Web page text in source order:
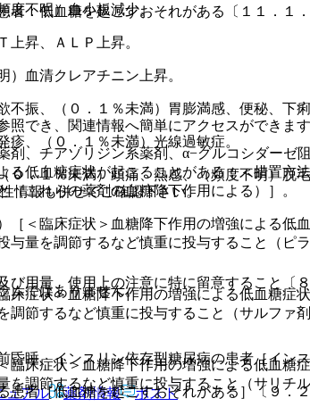
：低血糖を起こすおそれがある〔１１．１．
、チアゾリジン系薬剤、α−グルコシダー
る低血糖症状が起こることがある；＜措置
これらの薬剤の血糖降下作用による）］。
＜臨床症状＞血糖降下作用の増強による低
量を調節するなど慎重に投与すること（ピ
症状＞血糖降下作用の増強による低血糖症
節するなど慎重に投与すること（サルフ
床症状＞血糖降下作用の増強による低血糖
調節するなど慎重に投与すること（サリ
度不明）血小板減少。
昇、ＡＬＰ上昇。
血清クレアチニン上昇。
振、（０．１％未満）胃膨満感、便秘、下痢
、（０．１％未満）光線過敏症。
．１％未満）頭痛、熱感、（頻度不明）脱毛
用量、使用上の注意に特に留意すること〔
睡、インスリン依存型糖尿病の患者［イン
者［低血糖を起こすおそれがある］〔９．
でき、関連情報へ簡単にアクセスができます
情報も併せてご確認下さい。
ムではありません。
ュアル 薬剤情報 ポスト